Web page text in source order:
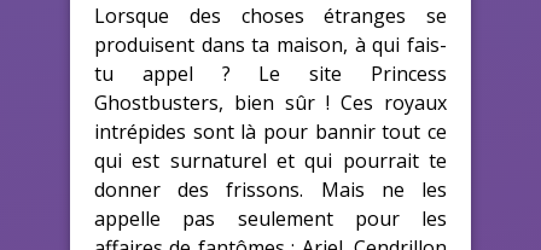
Lorsque des choses étranges se
produisent dans ta maison, à qui fais-
tu appel ? Le site Princess
Ghostbusters, bien sûr ! Ces royaux
intrépides sont là pour bannir tout ce
qui est surnaturel et qui pourrait te
donner des frissons. Mais ne les
appelle pas seulement pour les